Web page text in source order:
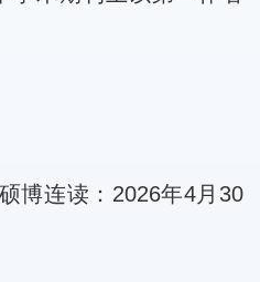
博连读：2026年4月30